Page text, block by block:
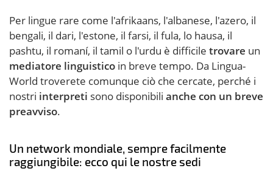
Per lingue rare come l'afrikaans, l'albanese, l'azero, il
bengali, il dari, l'estone, il farsi, il fula, lo hausa, il
pashtu, il romaní, il tamil o l'urdu è difficile trovare un
mediatore linguistico in breve tempo. Da Lingua-
World troverete comunque ciò che cercate, perché i
nostri interpreti sono disponibili anche con un breve
preavviso.
Un network mondiale, sempre facilmente
raggiungibile: ecco qui le nostre sedi